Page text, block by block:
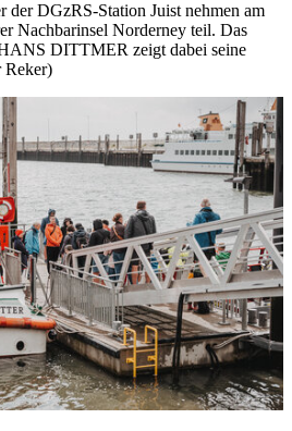
der DGzRS-Station Juist nehmen am
Nachbarinsel Norderney teil. Das
DITTMER zeigt dabei seine
Reker)